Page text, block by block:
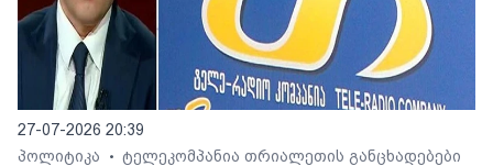
27-07-2026 20:39
პოლიტიკა
• ტელეკომპანია თრიალეთის განცხადებები